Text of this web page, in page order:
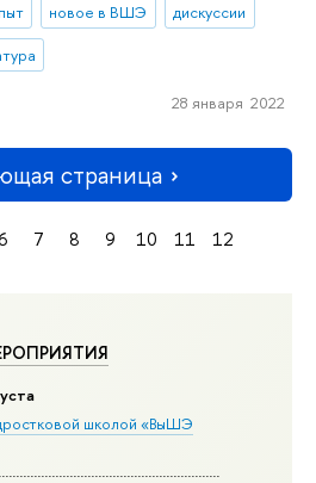
школой «ВыШЭ
новое в ВШЭ
дискуссии
28 января 2022
страница
7 8 9 10 11
12